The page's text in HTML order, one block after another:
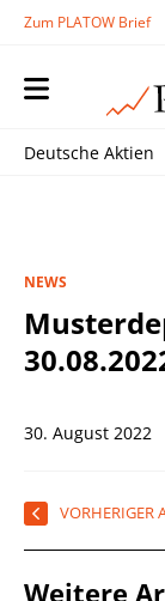
Zum PLATOW Brief
Deutsche Aktien
NEWS
30. August 2022
VORHERIGER
Weitere